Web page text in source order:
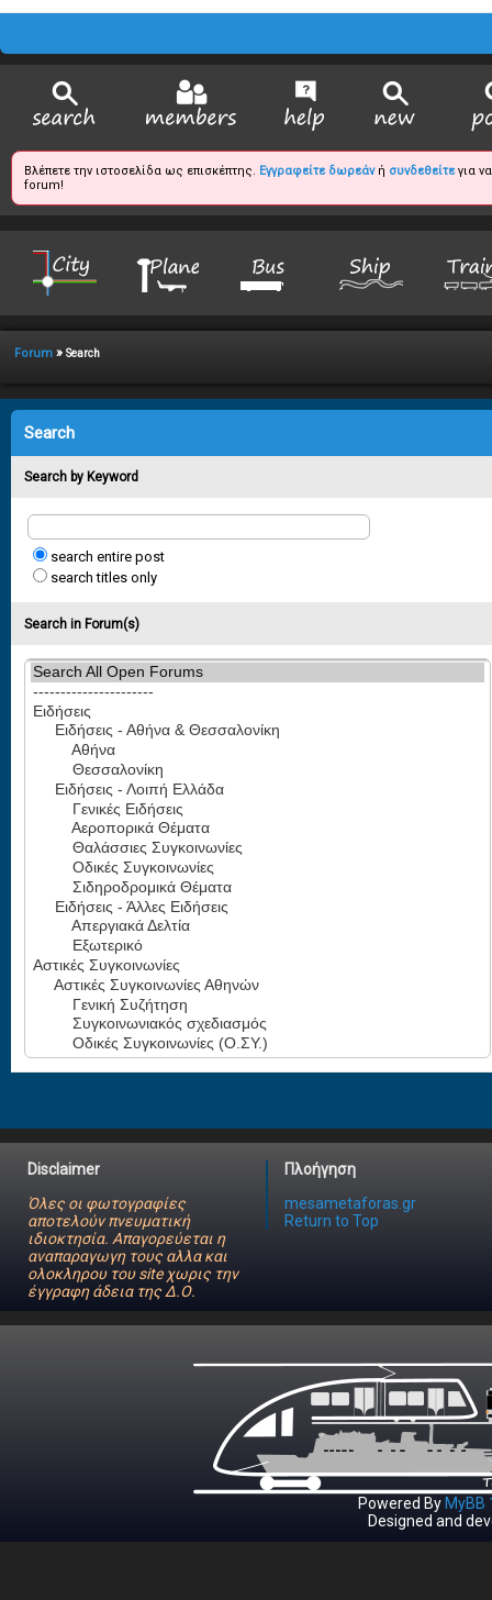
Βλέπετε την ιστοσελίδα ως επισκέπτης. Εγγραφείτε δωρεάνή συνδεθείτεγια
forum!
Forum » Search
Search
Search by Keyword
search entire post
search titles only
Search in Forum(s)
Disclaimer
Όλες οι φωτογραφίες
αποτελούν πνευματική
ιδιοκτησία. Απαγορεύεται η
αναπαραγωγη τους αλλα και
ολοκληρου του site χωρις την
έγγραφη άδεια της Δ.Ο.
Πλοήγηση
mesametaforas.gr
Return to Top
Powered By MyBB
Designed and